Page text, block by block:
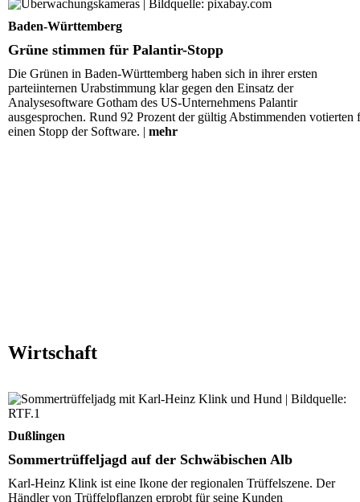
Grüne stimmen für Palantir-Stopp
Baden-Württemberg
Grüne stimmen für Palantir-Stopp
Die Grünen in Baden-Württemberg haben sich in ihrer ersten
parteiinternen Urabstimmung klar gegen den Einsatz der
Analysesoftware Gotham des US-Unternehmens Palantir
ausgesprochen. Rund 92 Prozent der gültig Abstimmenden votierten
einen Stopp der Software. | mehr
Wirtschaft
Sommertrüffeljagd auf der Schwäbischen Alb
Dußlingen
Sommertrüffeljagd auf der Schwäbischen Alb
Karl-Heinz Klink ist eine Ikone der regionalen Trüffelszene. Der
Händler von Trüffelpflanzen erprobt für seine Kunden